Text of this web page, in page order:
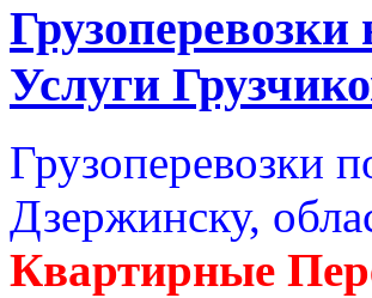
Услуги
Грузоперевозки
Дзержинску,
Квартирные